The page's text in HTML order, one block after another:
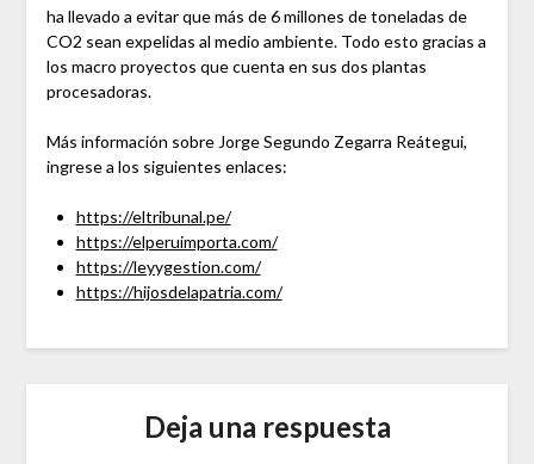
ha llevado a evitar que más de 6 millones de toneladas de
CO2 sean expelidas al medio ambiente. Todo esto gracias a
los macro proyectos que cuenta en sus dos plantas
procesadoras.
Más información sobre Jorge Segundo Zegarra Reátegui,
ingrese a los siguientes enlaces:
https://eltribunal.pe/
https://elperuimporta.com/
https://leyygestion.com/
https://hijosdelapatria.com/
Deja una respuesta